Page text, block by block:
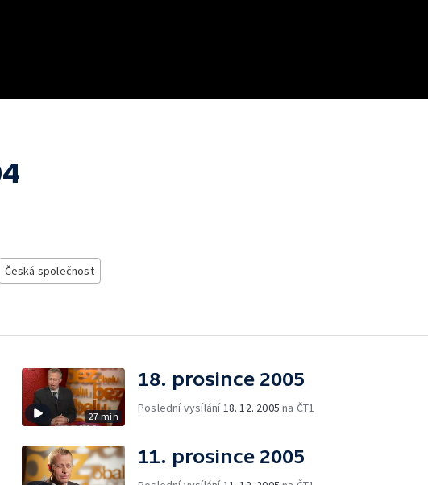
Česká společnost
27 min
18. prosince 2005
Poslední vysílání 18. 12. 2005 na ČT1
11. prosince 2005